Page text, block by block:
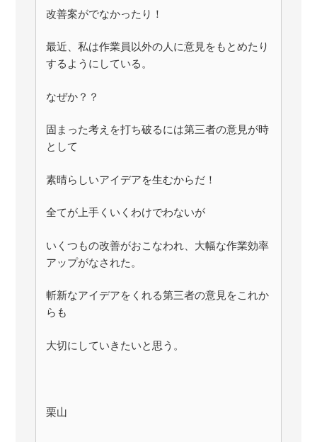
改善案がでなかったり！
最近、私は作業員以外の人に意見をもとめたり
するようにしている。
なぜか？？
固まった考えを打ち破るには第三者の意見が時
として
素晴らしいアイデアを生むからだ！
全てが上手くいくわけでわないが
いくつもの改善がおこなわれ、大幅な作業効率
アップがなされた。
斬新なアイデアをくれる第三者の意見をこれか
らも
大切にしていきたいと思う。
栗山